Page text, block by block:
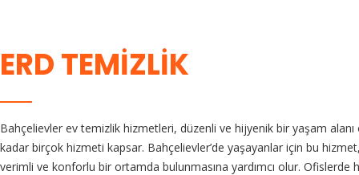
ERD TEMIZLIK
Bahçelievler ev temizlik hizmetleri, düzenli ve hijyenik bir yaşam
kadar birçok hizmeti kapsar. Bahçelievler’de yaşayanlar için bu
verimli ve konforlu bir ortamda bulunmasına yardımcı olur. Ofislerde